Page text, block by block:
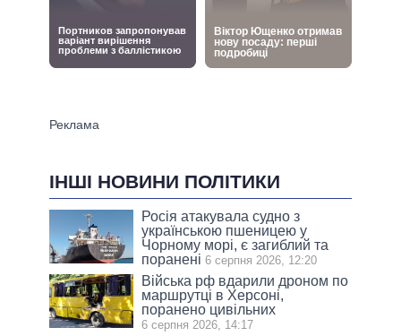
ІНШІ НОВИНИ ПОЛІТИКИ
Росія атакувала судно з
українською пшеницею у
Чорному морі, є загиблий та
поранені 6 серпня 2026, 12:20
Війська рф вдарили дроном по
маршрутці в Херсоні,
поранено цивільних
6 серпня 2026, 14:17